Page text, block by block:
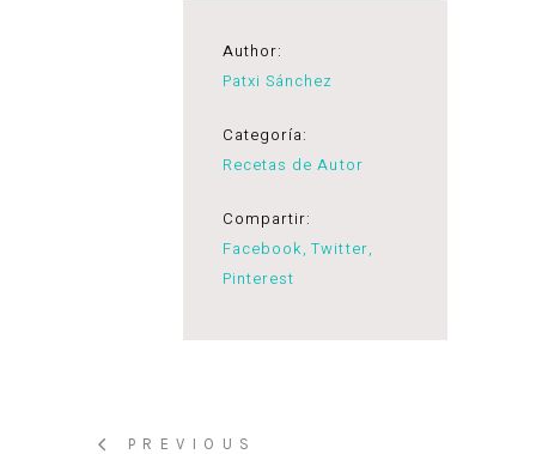
Author:
Patxi Sánchez
Categoría:
Recetas de Autor
Compartir:
Facebook Twitter
Pinterest
PREVIOUS